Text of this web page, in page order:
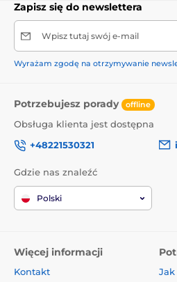
Zapisz się do newslettera
Wpisz tutaj swój e-mail
Wyrażam zgodę na otrzymywanie
Potrzebujesz porady offline
Obsługa klienta jest dostępna
+48221530321
Gdzie nas znaleźć
Polski
Więcej informacji
Kontakt